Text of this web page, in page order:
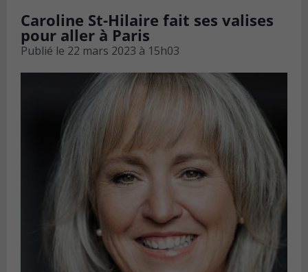
Caroline St-Hilaire fait ses valises
pour aller à Paris
Publié le 22 mars 2023 à 15h03